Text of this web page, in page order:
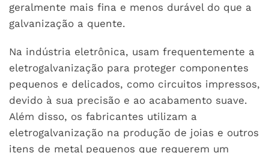
geralmente mais fina e menos durável do que a
galvanização a quente.
Na indústria eletrônica, usam frequentemente a
eletrogalvanização para proteger componentes
pequenos e delicados, como circuitos impressos,
devido à sua precisão e ao acabamento suave.
Além disso, os fabricantes utilizam a
eletrogalvanização na produção de joias e outros
itens de metal pequenos que requerem um